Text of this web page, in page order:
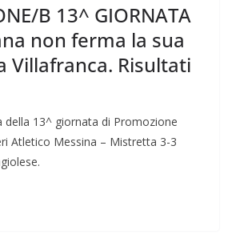
B 13^ GIORNATA
non ferma la sua
Villafranca. Risultati
della 13^ giornata di Promozione
Atletico Messina – Mistretta 3-3